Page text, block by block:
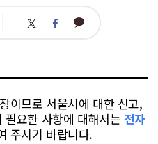
트 페 카
이므로 서울시에 대한 신고,
요한 사항에 대해서는 전자
주시기 바랍니다.